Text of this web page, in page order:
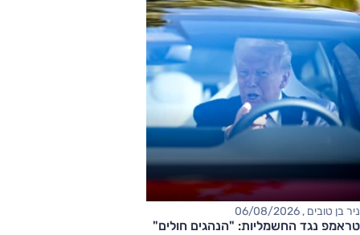
ניר בן טובים , 06/08/2026
טראמפ נגד החשמליות: "הנהגים חולים"